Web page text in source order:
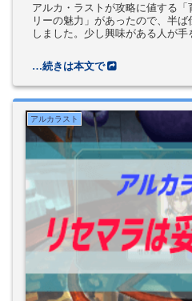
アルカ・ラストが攻略に値する
リーの魅力」があったので、半
しました。少し興味がある人が手
アルカラスト